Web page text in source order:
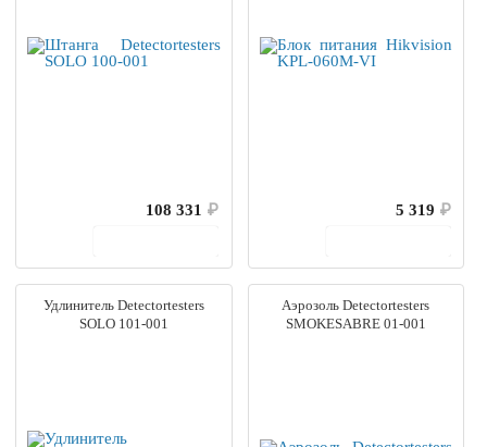
108 331 ₽
5 319 ₽
Удлинитель Detectortesters
SOLO 101-001
Аэрозоль Detectortesters
SMOKESABRE 01-001